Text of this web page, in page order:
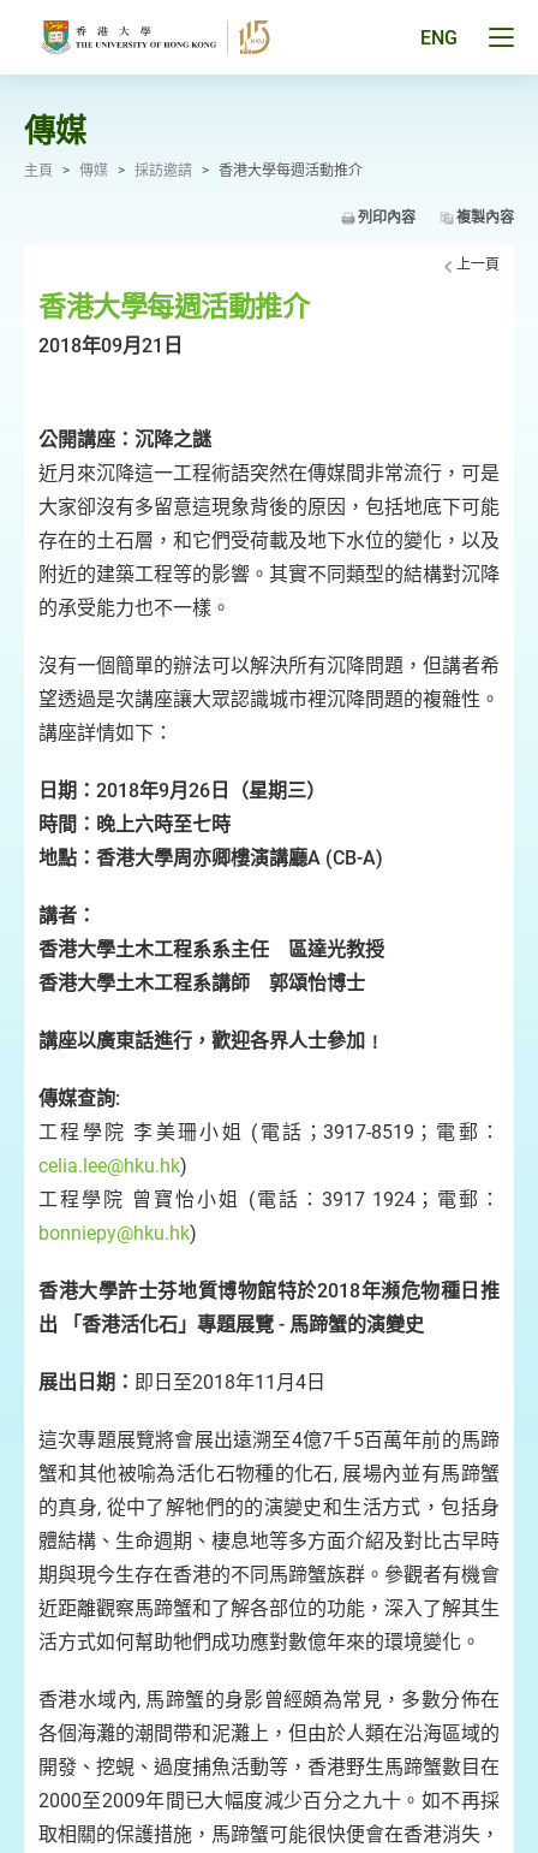
ENG
傳媒
主頁 > 傳媒 > 採訪邀請 > 香港大學每週活動推介
列印內容 複製內容
上一頁
香港大學每週活動推介
2018年09月21日
公開講座：沉降之謎
近月來沉降這一工程術語突然在傳媒間非常流行，可是
大家卻沒有多留意這現象背後的原因，包括地底下可能
存在的土石層，和它們受荷載及地下水位的變化，以及
附近的建築工程等的影響。其實不同類型的結構對沉降
的承受能力也不一樣。
沒有一個簡單的辦法可以解決所有沉降問題，但講者希
望透過是次講座讓大眾認識城市裡沉降問題的複雜性。
講座詳情如下：
日期：2018年9月26日（星期三）
時間：晚上六時至七時
地點：香港大學周亦卿樓演講廳A (CB-A)
講者：
香港大學土木工程系系主任 區達光教授
香港大學土木工程系講師 郭頌怡博士
講座以廣東話進行，歡迎各界人士參加﹗
傳媒查詢:
工程學院 李美珊小姐 (電話；3917-8519；電郵：
celia.lee@hku.hk)
工程學院 曾寶怡小姐 (電話：3917 1924；電郵：
bonniepy@hku.hk)
香港大學許士芬地質博物館特於2018年瀕危物種日推
出 「香港活化石」專題展覽 - 馬蹄蟹的演變史
展出日期： 即日至2018年11月4日
這次專題展覽將會展出遠溯至4億7千5百萬年前的馬蹄
蟹和其他被喻為活化石物種的化石, 展場內並有馬蹄蟹
的真身, 從中了解牠們的的演變史和生活方式，包括身
體結構、生命週期、棲息地等多方面介紹及對比古早時
期與現今生存在香港的不同馬蹄蟹族群。參觀者有機會
近距離觀察馬蹄蟹和了解各部位的功能，深入了解其生
活方式如何幫助牠們成功應對數億年來的環境變化。
香港水域內, 馬蹄蟹的身影曾經頗為常見，多數分佈在
各個海灘的潮間帶和泥灘上，但由於人類在沿海區域的
開發、挖蜆、過度捕魚活動等，香港野生馬蹄蟹數目在
2000至2009年間已大幅度減少百分之九十。如不再採
取相關的保護措施，馬蹄蟹可能很快便會在香港消失，